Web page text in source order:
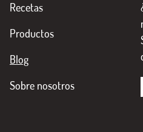
Recetas
Productos
Blog
Sobre nosotros